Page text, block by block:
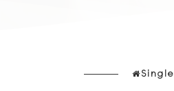
Single